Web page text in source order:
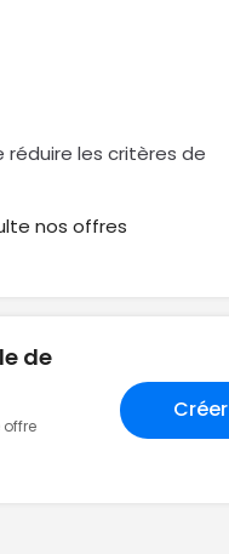
réduire les critères de
nos offres
de
Créer